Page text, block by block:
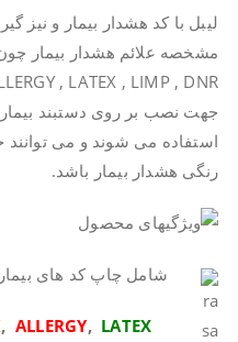
لیبل با کد هشدار بیمار و نیز
جهت نصب بر روی دستبند بیمار
استفاده می شوند و می توانند
رنگی هشدار بیمار باشد.
شامل چاپ کد های
,ALLERGY, LATEX